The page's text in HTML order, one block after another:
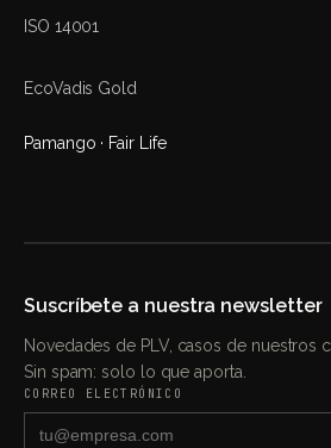
ISO 14001
EcoVadis Gold
Pamango · Fair Life
Suscríbete a nuestra newsletter
Novedades de PLV, casos de nuestros
Sin spam: solo lo que aporta.
CORREO ELECTRÓNICO